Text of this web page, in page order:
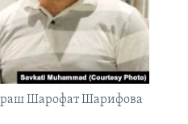
Шарофат Шарифова